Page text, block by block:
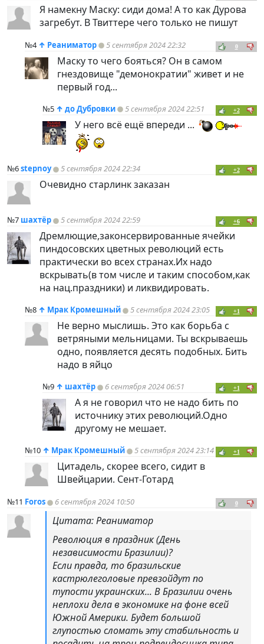
Я намекну Маску: сиди дома! А то как Дурова
загребут. В Твиттере чего только не пишут
№4 ↑ Реаниматор 5 сентября 2024 22:32 0
Маску то чего бояться? Он в самом
гнездовище "демонократии" живет и не
первый год...
№5 ↑ до Дубровки 5 сентября 2024 22:51 +2
У него всё ещё впереди ...
№6stepnoy 5 сентября 2024 22:34 +2
Очевидно старлинк заказан
№7 шахтёр 5 сентября 2024 22:59 +6
Дремлющие,законсервированные ячейки
пиндocовских цветных революций есть
практически во всех странах.Их надо
вскрывать(в том числе и таким способом,как
на нац.праздники) и ликвидировать.
№8 ↑ Мрак Кромешный 5 сентября 2024 23:05 +1
Не верно мыслишь. Это как борьба с
ветряными мельницами. Ты вскрываешь
одно, появляется десять подобных. Бить
надо в яйцо
№9 ↑ шахтёр 6 сентября 2024 06:51 +1
А я не говорил что не надо бить по
источнику этих революций.Одно
другому не мешает.
№10 ↑ Мрак Кромешный 5 сентября 2024 23:14 +1
Цитадель, скорее всего, сидит в
Швейцарии. Сент-Готард
№11 Foros 6 сентября 2024 10:50 0
Цитата: Реаниматор
Революция в праздник (День
независимости Бразилии)?
Если правда, то бразильские
кастрюлеголовые превзойдут по
тупости украинских... В Бразилии очень
неплохи дела в экономике на фоне всей
Южной Америки. Будет большой
глупостью сломать эту стабильность и